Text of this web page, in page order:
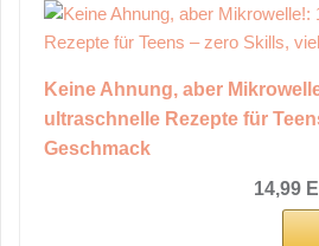
Keine Ahnung, aber
ultraschnelle Rezepte für
Geschmack
14,99